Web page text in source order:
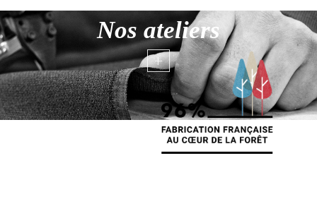
Nos ateliers
+